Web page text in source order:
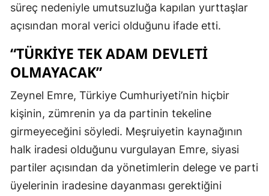
süreç nedeniyle umutsuzluğa kapılan yurttaşlar
açısından moral verici olduğunu ifade etti.
“TÜRKIYE TEK ADAM DEVLETI
OLMAYACAK”
Zeynel Emre, Türkiye Cumhuriyeti’nin hiçbir
kişinin, zümrenin ya da partinin tekeline
girmeyeceğini söyledi. Meşruiyetin kaynağının
halk iradesi olduğunu vurgulayan Emre, siyasi
partiler açısından da yönetimlerin delege ve parti
üyelerinin iradesine dayanması gerektiğini